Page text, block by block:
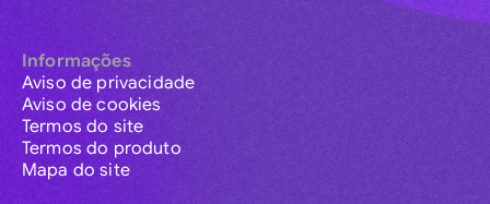
Informações
Aviso de privacidade
Aviso de cookies
Termos do site
Termos do produto
Mapa do site